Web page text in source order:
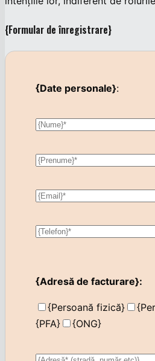
{Formular de înregistrare}
{Date personale}:
{Adresă de facturare}:
{Persoană fizică}
{PFA}
{ONG}